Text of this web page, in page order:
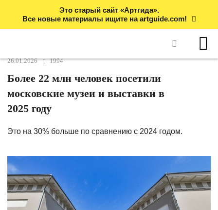
Это старый сайт «Артгида».
Все новые материалы ищите на artguide.com!
26.01.2026 1994
Более 22 млн человек посетили
московские музеи и выставки в
2025 году
Это на 30% больше по сравнению с 2024 годом.